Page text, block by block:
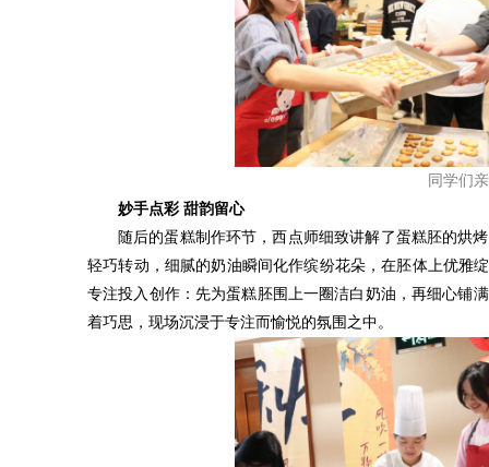
同学们
妙手点彩 甜韵留心
随后的蛋糕制作环节，西点师细致讲解了蛋糕胚的
轻巧转动，细腻的奶油瞬间化作缤纷花朵，在胚体上优雅
专注投入创作：先为蛋糕胚围上一圈洁白奶油，再细心铺
着巧思，现场沉浸于专注而愉悦的氛围之中。